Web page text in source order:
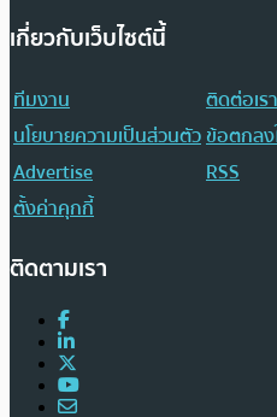
เกี่ยวกับเว็บไซต์นี้
ทีมงาน
ติดต่อเรา
นโยบายความเป็นส่วนตัวข้อตกลง
Advertise
RSS
ตั้งค่าคุกกี้
ติดตามเรา